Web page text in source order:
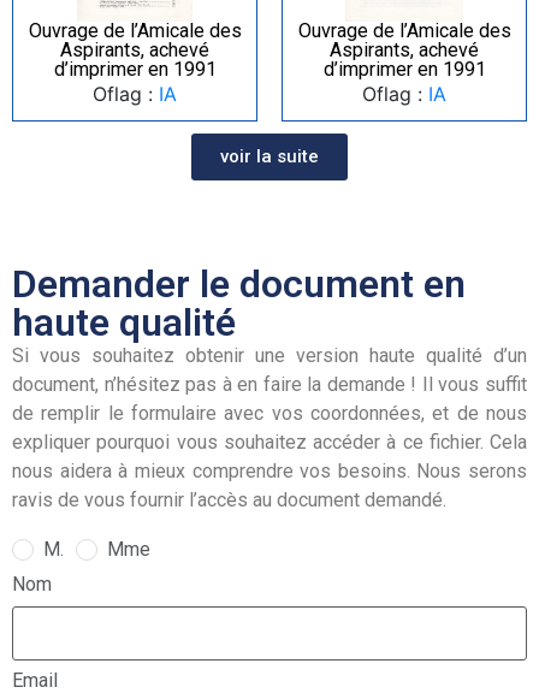
Ouvrage de l’Amicale des
Aspirants, achevé
d’imprimer en 1991
Oflag : IA
Ouvrage de l’Amicale des
Aspirants, achevé
d’imprimer en 1991
Oflag : IA
voir la suite
Demander le document en
haute qualité
Si vous souhaitez obtenir une version haute qualité d’un
document, n’hésitez pas à en faire la demande ! Il vous suffit
de remplir le formulaire avec vos coordonnées, et de nous
expliquer pourquoi vous souhaitez accéder à ce fichier. Cela
nous aidera à mieux comprendre vos besoins. Nous serons
ravis de vous fournir l’accès au document demandé.
M.
Mme
Nom
Email